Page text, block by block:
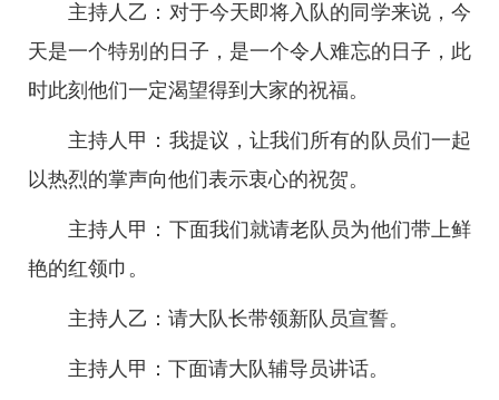
主持人乙：对于今天即将入队的同学来说，今
天是一个特别的日子，是一个令人难忘的日子，此
时此刻他们一定渴望得到大家的祝福。
主持人甲：我提议，让我们所有的队员们一起
以热烈的掌声向他们表示衷心的祝贺。
主持人甲：下面我们就请老队员为他们带上鲜
艳的红领巾。
主持人乙：请大队长带领新队员宣誓。
主持人甲：下面请大队辅导员讲话。